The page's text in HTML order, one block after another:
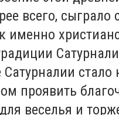
всего, сыграло
именно
стало
проявить
веселья и